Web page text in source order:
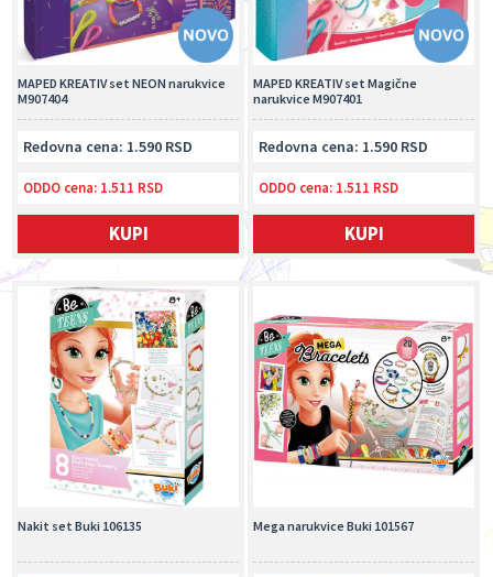
MAPED KREATIV set Magične
narukvice M907401
Redovna cena: 1.590 RSD
ODDO cena: 1.511 RSD
KUPI
MAPED KREATIV set NEON narukvice
M907404
Redovna cena: 1.590 RSD
ODDO cena: 1.511 RSD
KUPI
Mega narukvice Buki 101567
Nakit set Buki 106135